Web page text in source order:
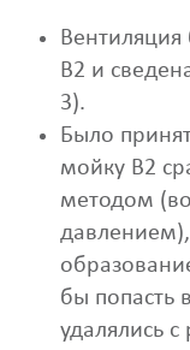
B2 и
3).
Было
мойку B2
методом
бы попасть
удалялись